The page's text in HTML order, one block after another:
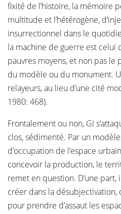
fixité de l’histoire, la mémoire
multitude et l’hétérogène,
insurrectionnel dans le
la machine de guerre est celui
pauvres moyens, et non pas
du modèle ou du monument.
relayeurs, au lieu d’une cité
1980: 468).
Frontalement ou non, GI
clos, sédimenté. Par un
d’occupation de l’espace
concevoir la production, le
remet en question. D’une
créer dans la
pour prendre d’assaut les